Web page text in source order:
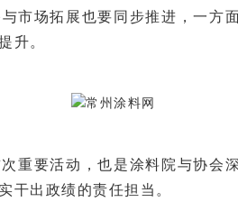
市场拓展也要同步推进，一方
升。
重要活动，也是涂料院与协会
干出政绩的责任担当。